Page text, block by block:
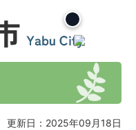
更新日：2025年09月18日